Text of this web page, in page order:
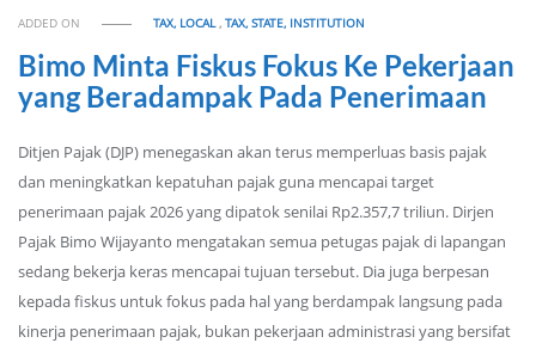
ADDED ON TAX, LOCAL,TAX, STATE, INSTITUTION
Bimo Minta Fiskus Fokus Ke Pekerjaan
yang Beradampak Pada Penerimaan
Ditjen Pajak (DJP) menegaskan akan terus memperluas basis pajak
dan meningkatkan kepatuhan pajak guna mencapai target
penerimaan pajak 2026 yang dipatok senilai Rp2.357,7 triliun. Dirjen
Pajak Bimo Wijayanto mengatakan semua petugas pajak di lapangan
sedang bekerja keras mencapai tujuan tersebut. Dia juga berpesan
kepada fiskus untuk fokus pada hal yang berdampak langsung pada
kinerja penerimaan pajak, bukan pekerjaan administrasi yang bersifat